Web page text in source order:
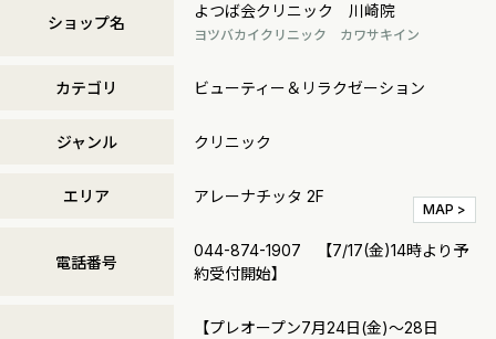
ショップ名
よつば会クリニック 川崎院
ヨツバカイクリニック カワサキイン
カテゴリ ビューティー＆リラクゼーション
ジャンル クリニック
エリア アレーナチッタ 2F
MAP >
電話番号
044-874-1907 【7/17(金)14時より予
約受付開始】
【プレオープン7月24日(金)～28日